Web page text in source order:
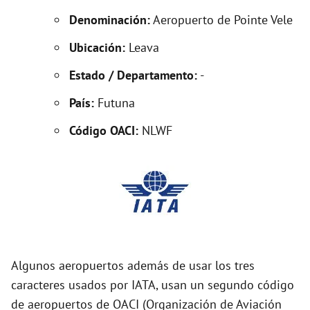
o
Denominación:Aeropuerto de Pointe Vele
Ubicación: Leava
Estado / Departamento: -
País: Futuna
Código OACI: NLWF
Algunos aeropuertos además de usar los tres
caracteres usados por IATA, usan un segundo código
de aeropuertos de OACI (Organización de Aviación